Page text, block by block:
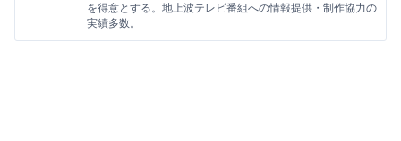
を得意とする。地上波テレビ番組への情報提供・制作協力の
実績多数。